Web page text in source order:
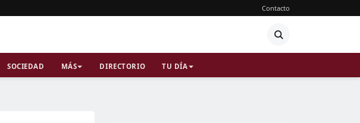
Contacto
SOCIEDAD MÁS DIRECTORIO TU DÍA